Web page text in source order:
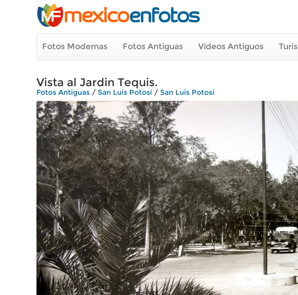
Fotos Modernas Fotos Antiguas Videos Antiguos
Vista al Jardin Tequis.
Fotos Antiguas / San Luis Potosí / San Luis Potosí